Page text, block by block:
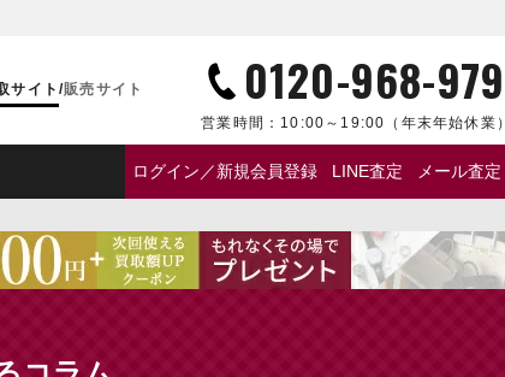
サイト /販売サイト 0120-968-979
営業時間： 10:00～19:00 （年末年始休業）
ログイン／新規会員登録 LINE査定 メール査定